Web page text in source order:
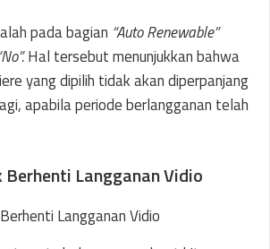
pada bagian “Auto Renewable”
Hal tersebut menunjukkan bahwa
yang dipilih tidak akan diperpanjang
apabila periode berlangganan telah
Langganan Vidio